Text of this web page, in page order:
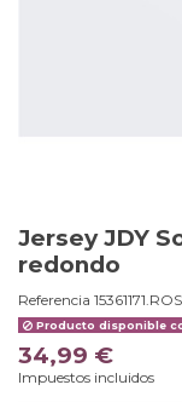
Jersey JDY
redondo
Referencia
Producto disponible
34,99 €
Impuestos incluidos